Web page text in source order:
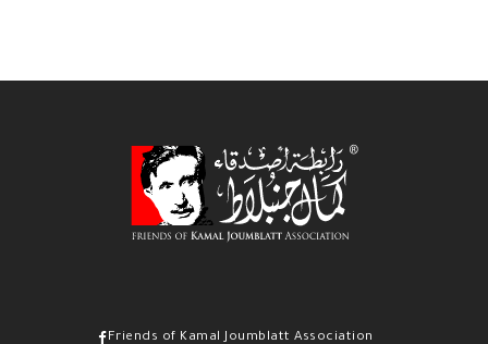
Friends of Kamal Joumblatt Association